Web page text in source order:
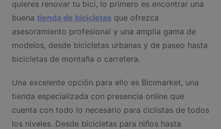
quieres renovar tu bici, lo primero es encontrar una
buena tienda de bicicletas que ofrezca
asesoramiento profesional y una amplia gama de
modelos, desde bicicletas urbanas y de paseo hasta
bicicletas de montaña o carretera.
Una excelente opción para ello es Bicimarket, una
tienda especializada con presencia online que
cuenta con todo lo necesario para ciclistas de todos
los niveles. Desde bicicletas para niños hasta